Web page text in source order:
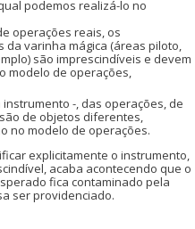
podemos realizá-lo no
operações reais, os
varinha mágica (áreas piloto,
são imprescindíveis e devem
modelo de operações,
-, das operações, de
de objetos diferentes,
no modelo de operações.
explicitamente o instrumento,
acaba acontecendo que o
fica contaminado pela
ser providenciado.